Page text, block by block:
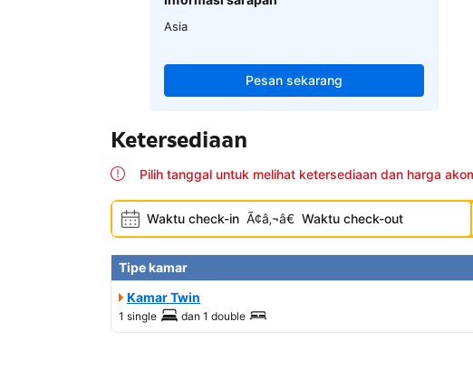
Asia
Pesan sekarang
Ketersediaan
Pilih tanggal untuk melihat ketersediaan dan harga
Waktu check-in Ã¢â‚¬â€ Waktu check-out
Tipe kamar
Kamar Twin
1 single dan 1 double